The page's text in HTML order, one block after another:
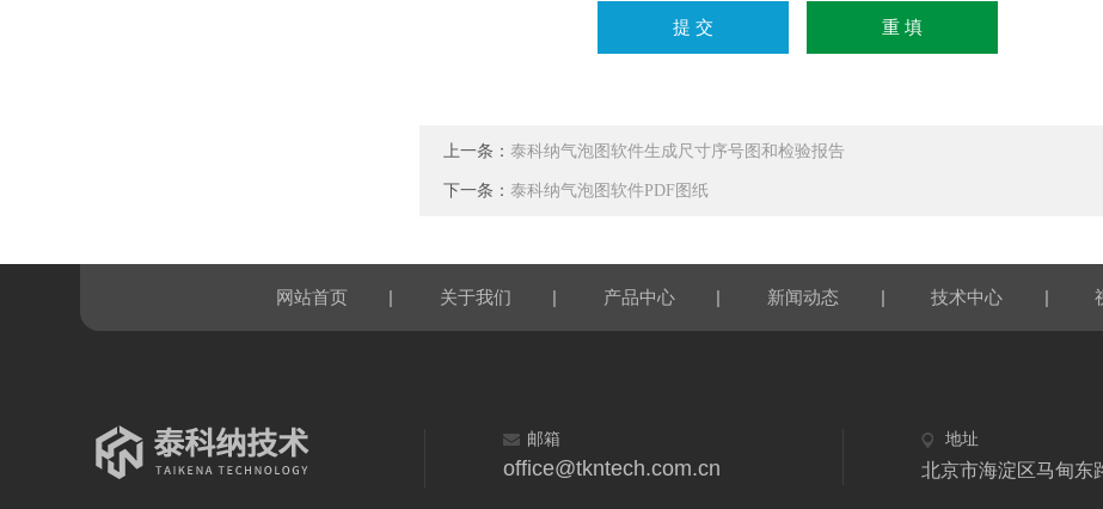
上一条：泰科纳气泡图软件生成尺寸序号图和检验报告
下一条：泰科纳气泡图软件PDF图纸
网站首页 | 关于我们 | 产品中心 | 新闻动态 | 技术中心 |
邮箱
office@tkntech.com.cn
地址
北京市海淀区马甸东